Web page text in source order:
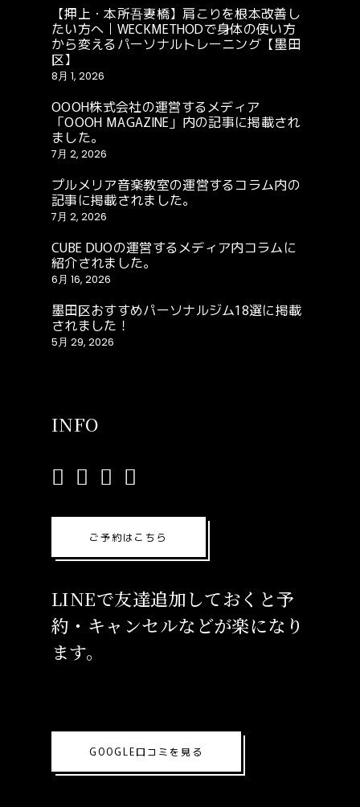
【押上・本所吾妻橋】肩こりを根本改善し
たい方へ｜WECKMETHODで身体の使い方
から変えるパーソナルトレーニング【墨田
区】
8月 1, 2026
OOOH株式会社の運営するメディア
「OOOH MAGAZINE」内の記事に掲載され
ました。
7月 2, 2026
プルメリア音楽教室の運営するコラム内の
記事に掲載されました。
7月 2, 2026
CUBE DUOの運営するメディア内コラムに
紹介されました。
6月 16, 2026
墨田区おすすめパーソナルジム18選に掲載
されました！
5月 29, 2026
INFO
ご予約はこちら
LINEで友達追加しておくと予
約・キャンセルなどが楽になり
ます。
GOOGLE口コミを見る